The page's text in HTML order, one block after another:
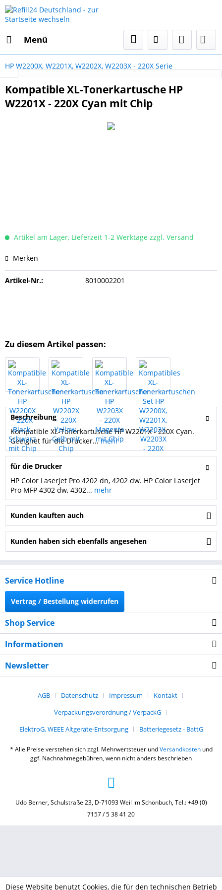
Menü
HP W2200X, W2201X, W2202X, W2203X - 220X Serie
Kompatible XL-Tonerkartusche HP
W2201X - 220X Cyan mit Chip
Artikel am Lager, Lieferzeit 1-2 Werktage zzgl. Versand
Merken
Artikel-Nr.: 8010002201
Zu diesem Artikel passen:
Beschreibung
Kompatible XL-Tonerkartusche HP W2201X - 220X Cyan.
Geeignet für die Drucker...mehr
für die Drucker
HP Color LaserJet Pro 4202 dn, 4202 dw. HP Color LaserJet
Pro MFP 4302 dw, 4302... mehr
Kunden kauften auch
Kunden haben sich ebenfalls angesehen
Service Hotline
Vertrag / Bestellung widerrufen
Shop Service
Informationen
Newsletter
AGB Datenschutz Impressum
Kontakt
Verpackungsverordnung / VerpackG
ElektroG, WEEE Altgeräte-Entsorgung
Batteriegesetz - BattG
* Alle Preise verstehen sich zzgl. Mehrwertsteuer undVersandkostenund
ggf. Nachnahmegebühren, wenn nicht anders beschrieben
Udo Berner, Schulstraße 23, D-71093 Weil im Schönbuch, Tel.: +49 (0)
7157 / 5 38 41 20
Diese Website benutzt Cookies, die für den technischen Betrieb